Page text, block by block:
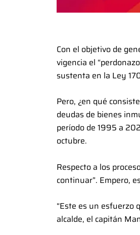
Con el objetivo de
vigencia el
sustenta en la Ley
Pero, ¿en qué
deudas de bienes
período de 1995 a
octubre.
Respecto a los
continuar”. Empero,
“Este es un esfuerzo
alcalde, el capitán